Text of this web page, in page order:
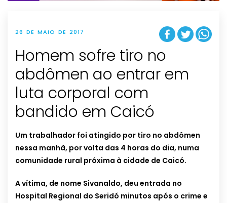
26 DE MAIO DE 2017
Homem sofre tiro no
abdômen ao entrar em
luta corporal com
bandido em Caicó
Um trabalhador foi atingido por tiro no abdômen
nessa manhã, por volta das 4 horas do dia, numa
comunidade rural próxima à cidade de Caicó.
A vítima, de nome Sivanaldo, deu entrada no
Hospital Regional do Seridó minutos após o crime e